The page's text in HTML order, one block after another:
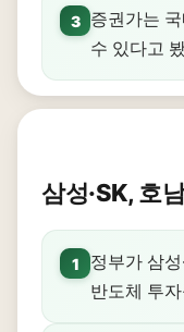
3
증권가는
수 있다고
삼성·SK, 호
1
정부가 삼
반도체 투